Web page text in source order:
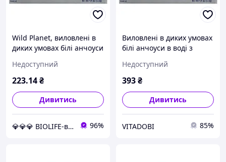
Wild Planet, виловлені в
диких умовах білі анчоуси
4,4 унці. (125 г) оригінал
Недоступний
223.14₴
Дивитись
💎💎💎 BIOLIFE-вітаміни та мінерали 96%
Виловлені в диких умовах
білі анчоуси в воді з
Planet, 4,4 унц (125 г)
Недоступний
393₴
Дивитись
VITADOBI 85%